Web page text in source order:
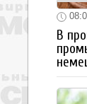
В